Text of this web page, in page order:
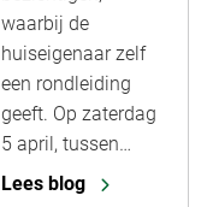
waarbij de
huiseigenaar zelf
een rondleiding
geeft. Op zaterdag
5 april, tussen…
Lees blog